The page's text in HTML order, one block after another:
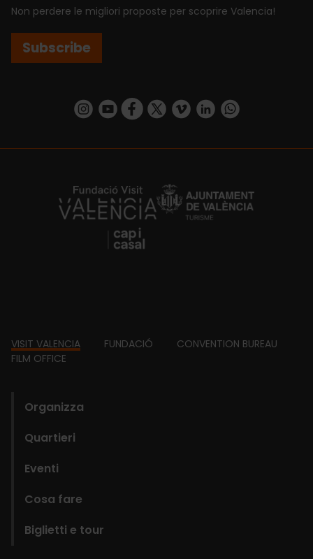
Non perdere le migliori proposte per scoprire Valencia!
Subscribe
https://www.instagram.com/visit_valencia/
https://www.youtube.com/user/
https://www.facebook.com/
https://twitter.com/VisitaValencia
https://vimeo.com/
https://www.linkedin.com/company/turismo-valencia/https://api.whatsapp.com/send/
https://fundacion.visitvalencia.com/
Footer
VISIT VALENCIA FUNDACIÓ
CONVENTION BUREAU
FILM OFFICE
Organizza
Quartieri
Eventi
Cosa fare
Biglietti e tour